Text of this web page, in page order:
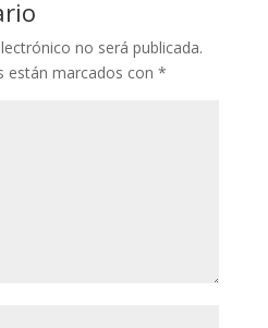
no será publicada.
están marcados con *